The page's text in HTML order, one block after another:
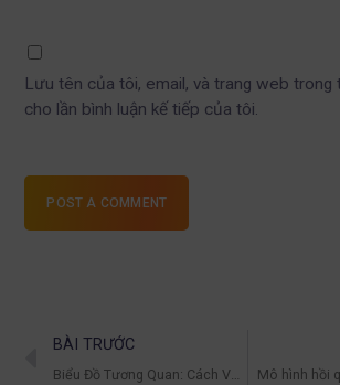
Lưu tên của tôi, email, và trang web trong
cho lần bình luận kế tiếp của tôi.
POST A COMMENT
BÀI TRƯỚC
Biểu Đồ Tương Quan: Cách Vẽ Và Đọc Mối Quan Hệ Dữ Liệu Mô hình hồi